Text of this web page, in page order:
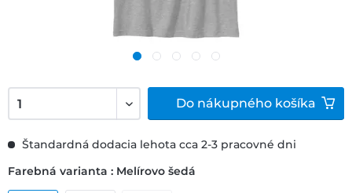
Štandardná dodacia lehota cca 2-3 pracovné dni
Farebná varianta : Melírovo šedá
Do nákupného košíka